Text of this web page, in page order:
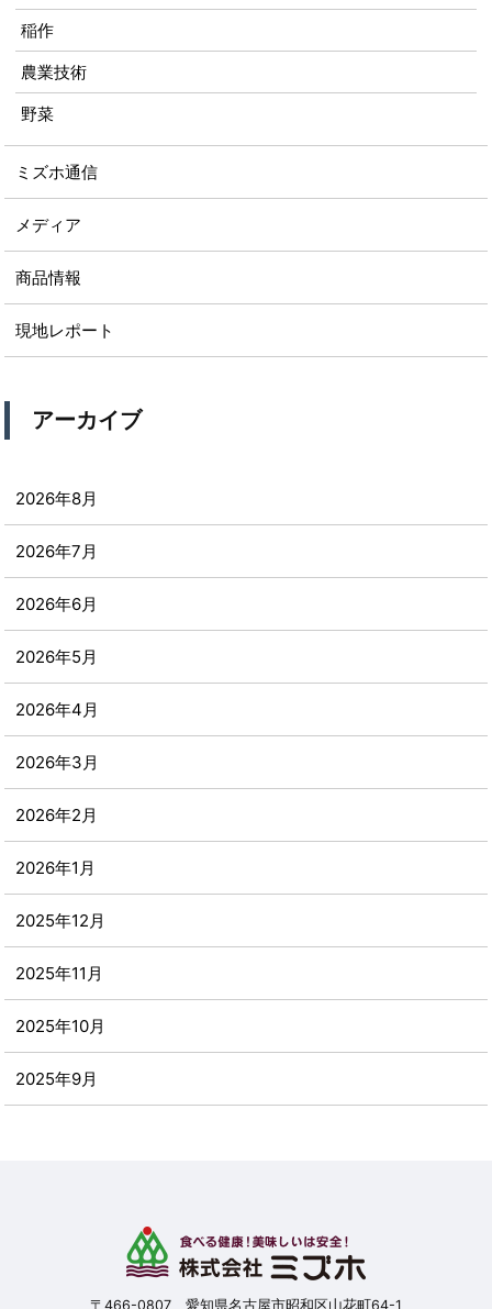
稲作
農業技術
野菜
ミズホ通信
メディア
商品情報
現地レポート
アーカイブ
2026年8月
2026年7月
2026年6月
2026年5月
2026年4月
2026年3月
2026年2月
2026年1月
2025年12月
2025年11月
2025年10月
2025年9月
〒466-0807 愛知県名古屋市昭和区山花町64-1